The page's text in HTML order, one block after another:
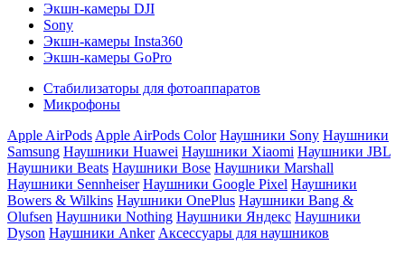
Экшн-камеры DJI
Sony
Экшн-камеры Insta360
Экшн-камеры GoPro
Стабилизаторы для фотоаппаратов
Микрофоны
Apple AirPods Apple AirPods Color Наушники Sony Наушники
Samsung Наушники Huawei Наушники Xiaomi Наушники JBL
Наушники Beats Наушники Bose Наушники Marshall
Наушники Sennheiser Наушники Google Pixel Наушники
Bowers & Wilkins Наушники OnePlus Наушники Bang &
Olufsen Наушники Nothing Наушники Яндекс Наушники
Dyson Наушники Anker Аксессуары для наушников